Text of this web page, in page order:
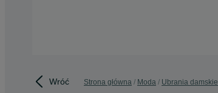
Wróć Strona główna Moda Ubrania damskie